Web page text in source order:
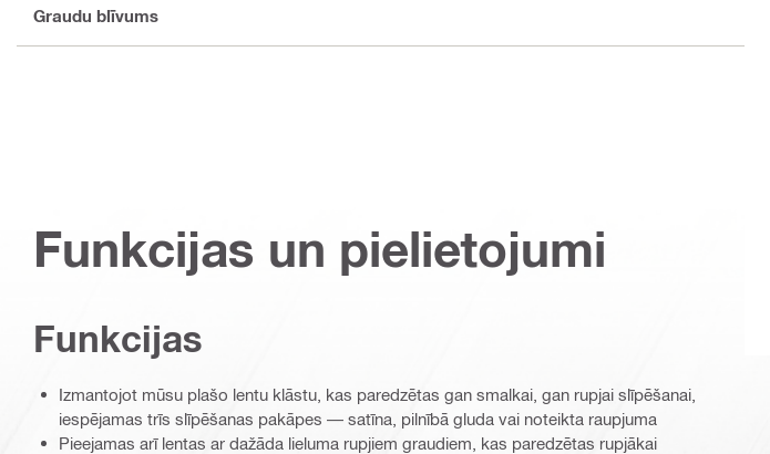
Graudu blīvums
Funkcijas un pielietojumi
Funkcijas
Izmantojot mūsu plašo lentu klāstu, kas paredzētas gan smalkai, gan rupjai slīpēšanai,
iespējamas trīs slīpēšanas pakāpes — satīna, pilnībā gluda vai noteikta raupjuma
Pieejamas arī lentas ar dažāda lieluma rupjiem graudiem, kas paredzētas rupjākai